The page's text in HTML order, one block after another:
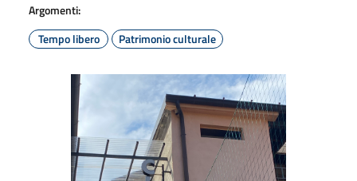
Argomenti:
Tempo libero
Patrimonio culturale